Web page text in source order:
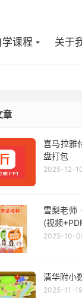
学课程 关于
的格式匹配”
章
喜马拉雅
盘打包
2025-12-
雪梨老师
(视频
2025-10-
清华附小
2025-11-19